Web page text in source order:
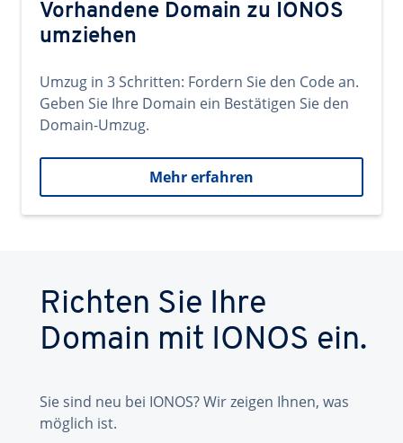
Vorhandene Domain zu IONOS
umziehen
Umzug in 3 Schritten: Fordern Sie den Code an.
Geben Sie Ihre Domain ein Bestätigen Sie den
Domain-Umzug.
Mehr erfahren
Richten Sie Ihre
Domain mit IONOS ein.
Sie sind neu bei IONOS? Wir zeigen Ihnen, was
möglich ist.